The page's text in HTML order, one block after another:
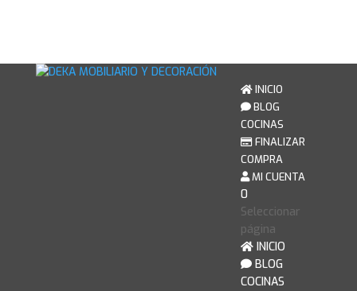
INICIO
BLOG
COCINAS
FINALIZAR
COMPRA
MI CUENTA
0
Seleccionar
página
INICIO
BLOG
COCINAS